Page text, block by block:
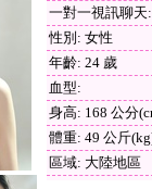
一對一視訊聊天
性別: 女性
年齡: 24 歲
血型:
身高: 168 公分
體重: 49 公斤
區域: 大陸地區